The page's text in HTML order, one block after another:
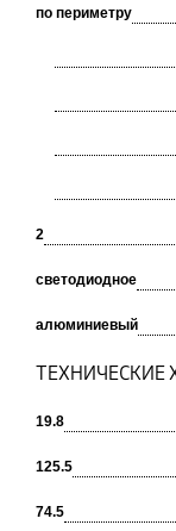
по периметру
2
светодиодное
алюминиевый
ТЕХНИЧЕСКИЕ
19.8
125.5
74.5